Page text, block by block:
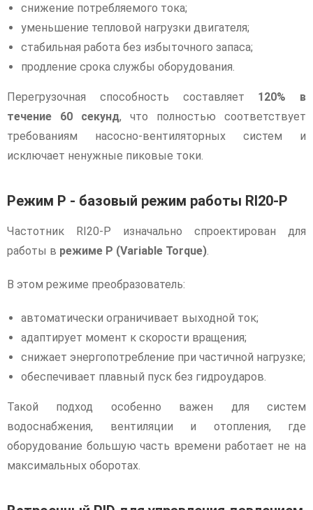
снижение потребляемого тока;
уменьшение тепловой нагрузки двигателя;
стабильная работа без избыточного запаса;
продление срока службы оборудования.
Перегрузочная способность составляет 120% в
течение 60 секунд, что полностью соответствует
требованиям насосно-вентиляторных систем и
исключает ненужные пиковые токи.
Режим P - базовый режим работы RI20-P
Частотник RI20-P изначально спроектирован для
работы в режиме P (Variable Torque).
В этом режиме преобразователь:
автоматически ограничивает выходной ток;
адаптирует момент к скорости вращения;
снижает энергопотребление при частичной нагрузке;
обеспечивает плавный пуск без гидроударов.
Такой подход особенно важен для систем
водоснабжения, вентиляции и отопления, где
оборудование большую часть времени работает не на
максимальных оборотах.